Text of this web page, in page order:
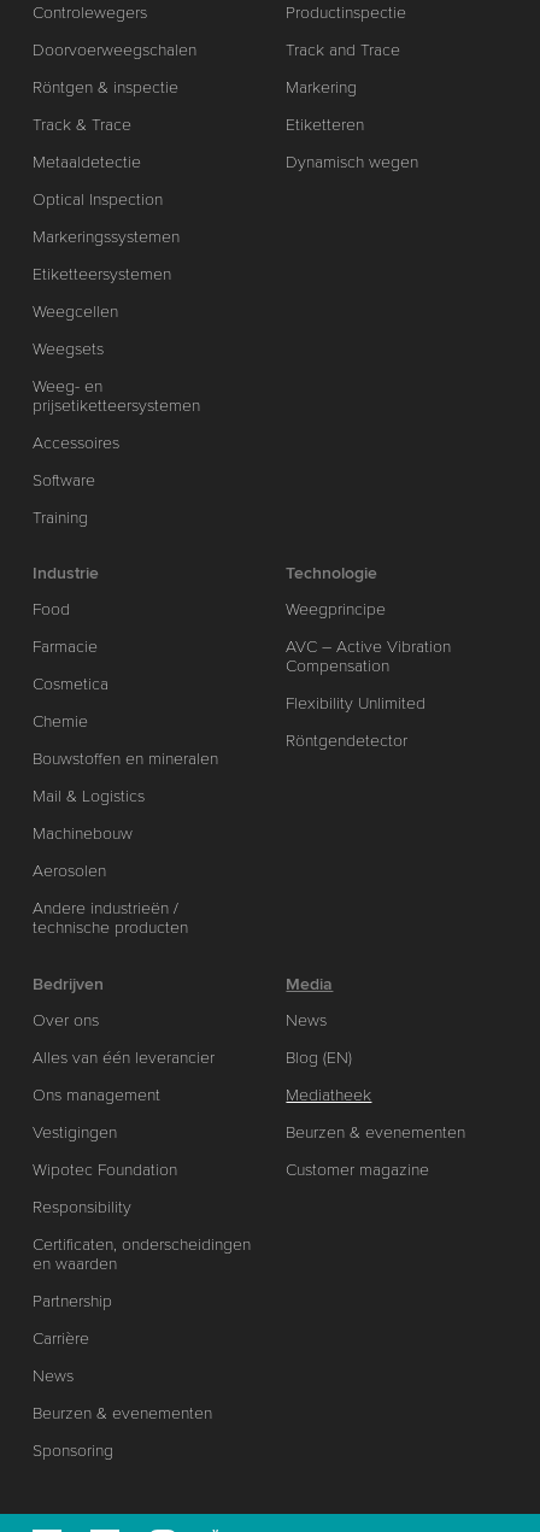
Controlewegers
Doorvoerweegschalen
Röntgen & inspectie
Track & Trace
Metaaldetectie
Optical Inspection
Markeringssystemen
Etiketteersystemen
Weegcellen
Weegsets
Weeg- en
prijsetiketteersystemen
Accessoires
Software
Training
Productinspectie
Track and Trace
Markering
Etiketteren
Dynamisch wegen
Industrie
Food
Farmacie
Cosmetica
Chemie
Bouwstoffen en mineralen
Mail & Logistics
Machinebouw
Aerosolen
Andere industrieën /
technische producten
Technologie
Weegprincipe
AVC – Active Vibration
Compensation
Flexibility Unlimited
Röntgendetector
Bedrijven
Over ons
Alles van één leverancier
Ons management
Vestigingen
Wipotec Foundation
Responsibility
Certificaten, onderscheidingen
en waarden
Partnership
Carrière
News
Beurzen & evenementen
Sponsoring
Media
News
Blog (EN)
Mediatheek
Beurzen & evenementen
Customer magazine